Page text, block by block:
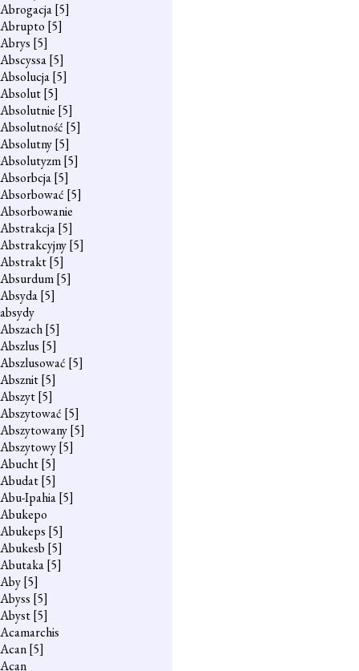
Abrogacja[5]
Abrupto [5]
Abrys [5]
Abscyssa[5]
Absolucja[5]
Absolut[5]
Absolutnie [5]
Absolutność [5]
Absolutny[5]
Absolutyzm[5]
Absorbcja[5]
Absorbować [5]
Absorbowanie
Abstrakcja[5]
Abstrakcyjny[5]
Abstrakt[5]
Absurdum[5]
Absyda[5]
absydy
Abszach[5]
Abszlus [5]
Abszlusować [5]
Absznit[5]
Abszyt[5]
Abszytować [5]
Abszytowany[5]
Abszytowy[5]
Abucht[5]
Abudat[5]
Abu-Ipahia[5]
Abukepo
Abukeps [5]
Abukesb [5]
Abutaka[5]
Aby[5]
Abyss [5]
Abyst[5]
Acamarchis
Acan[5]
Acan